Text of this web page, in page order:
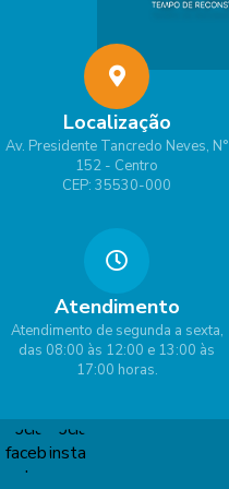
Localização
Av. Presidente Tancredo Neves, N°
152 - Centro
CEP: 35530-000
Atendimento
Atendimento de segunda a sexta,
das 08:00 às 12:00 e 13:00 às
17:00 horas.